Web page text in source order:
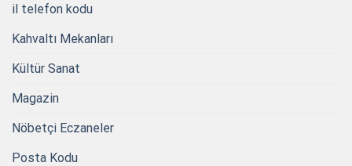
il telefon kodu
Kahvaltı Mekanları
Kültür Sanat
Magazin
Nöbetçi Eczaneler
Posta Kodu